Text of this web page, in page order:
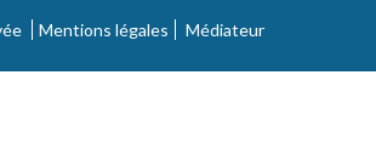
Mentions légales Médiateur